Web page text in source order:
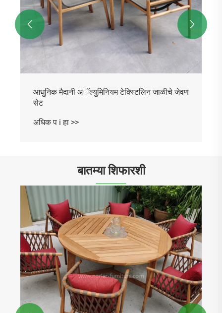
आधुनिक मैदानी अॅल्युमिनियम टेक्स्टिलिन जाळीचे जेवण
सेट
अधिक प i हा >>
 
बातम्या शिफारशी